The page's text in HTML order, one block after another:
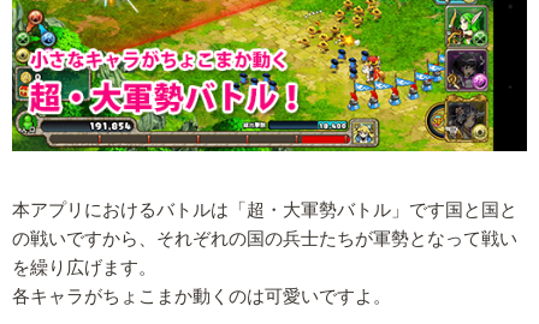
本アプリにおけるバトルは「超・大軍勢バトル」です国と国と
の戦いですから、それぞれの国の兵士たちが軍勢となって戦い
を繰り広げます。
各キャラがちょこまか動くのは可愛いですよ。